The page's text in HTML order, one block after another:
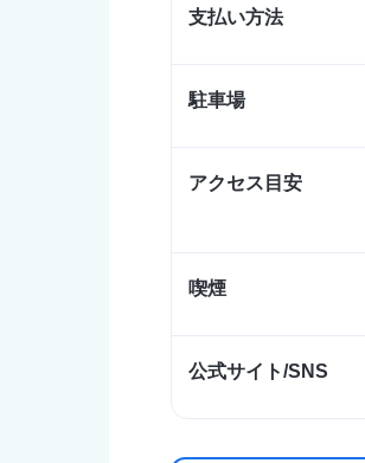
支払い方法
駐車場
アクセス目安
喫煙
公式サイト/SNS